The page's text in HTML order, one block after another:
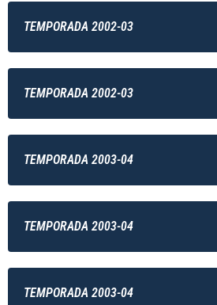
TEMPORADA 2002-03
TEMPORADA 2002-03
TEMPORADA 2003-04
TEMPORADA 2003-04
TEMPORADA 2003-04